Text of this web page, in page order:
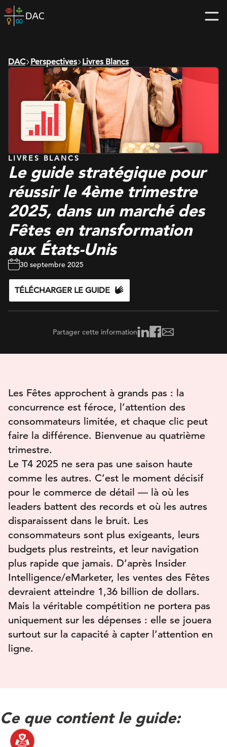
Skip
to
home
DAC Perspectives Livres Blancs
LIVRES BLANCS
Le guide stratégique pour
réussir le 4ème trimestre
2025, dans un marché des
Fêtes en transformation
aux États-Unis
30 septembre 2025
TÉLÉCHARGER LE GUIDE
Partager cette information
Les Fêtes approchent à grands pas : la
concurrence est féroce, l’attention des
consommateurs limitée, et chaque clic peut
faire la différence. Bienvenue au quatrième
trimestre.
Le T4 2025 ne sera pas une saison haute
comme les autres. C’est le moment décisif
pour le commerce de détail — là où les
leaders battent des records et où les autres
disparaissent dans le bruit. Les
consommateurs sont plus exigeants, leurs
budgets plus restreints, et leur navigation
plus rapide que jamais. D’après Insider
Intelligence/eMarketer, les ventes des Fêtes
devraient atteindre 1,36 billion de dollars.
Mais la véritable compétition ne portera pas
uniquement sur les dépenses : elle se jouera
surtout sur la capacité à capter l’attention en
ligne.
Ce que contient le guide: